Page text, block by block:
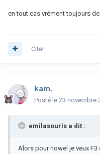
en tout cas vrément toujours
Citer
kam.
Posté le 23 novembre
emilasouris a dit :
Alors pour nowel je veux F3